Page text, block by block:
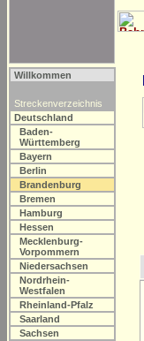
Willkommen
Streckenverzeichnis
Deutschland
Baden-
Württemberg
Bayern
Berlin
Brandenburg
Bremen
Hamburg
Hessen
Mecklenburg-
Vorpommern
Niedersachsen
Nordrhein-
Westfalen
Rheinland-Pfalz
Saarland
Sachsen